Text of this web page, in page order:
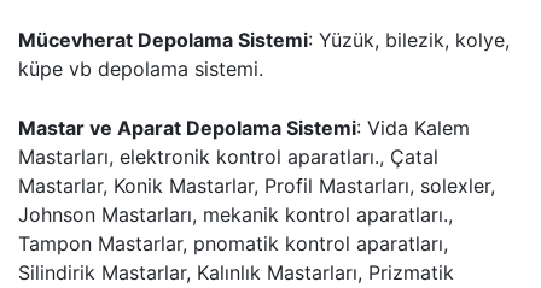
Mücevherat Depolama Sistemi: Yüzük, bilezik, kolye,
küpe vb depolama sistemi.
Mastar ve Aparat Depolama Sistemi: Vida Kalem
Mastarları, elektronik kontrol aparatları., Çatal
Mastarlar, Konik Mastarlar, Profil Mastarları, solexler,
Johnson Mastarları, mekanik kontrol aparatları.,
Tampon Mastarlar, pnomatik kontrol aparatları,
Silindirik Mastarlar, Kalınlık Mastarları, Prizmatik